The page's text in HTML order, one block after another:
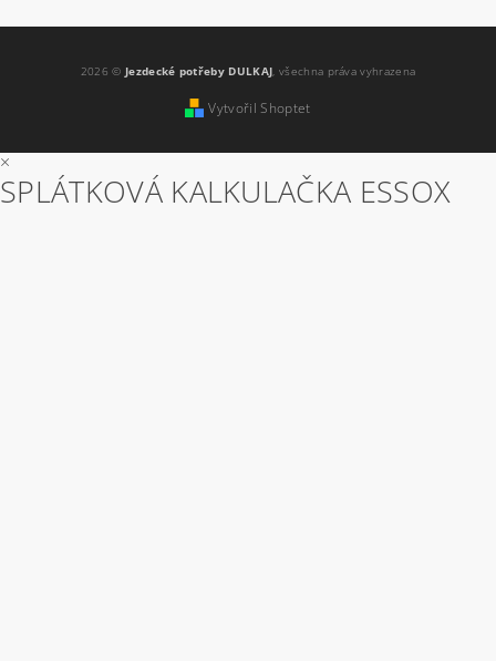
2026 © Jezdecké potřeby DULKAJ , všechna práva vyhrazena
Vytvořil Shoptet
×
SPLÁTKOVÁ KALKULAČKA ESSOX